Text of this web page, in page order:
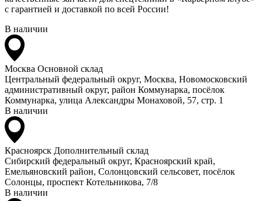
с гарантией и доставкой по всей России!
В наличии
Москва Основной склад
Центральный федеральный округ, Москва, Новомосковский
административный округ, район Коммунарка, посёлок
Коммунарка, улица Александры Монаховой, 57, стр. 1
В наличии
Красноярск Дополнительный склад
Сибирский федеральный округ, Красноярский край,
Емельяновский район, Солонцовский сельсовет, посёлок
Солонцы, проспект Котельникова, 7/8
В наличии